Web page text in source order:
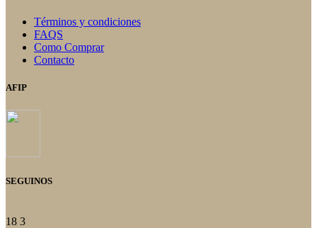
Términos y condiciones
FAQS
Como Comprar
Contacto
AFIP
SEGUINOS
18 3